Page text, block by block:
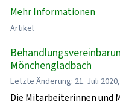
Mehr Informationen
Artikel
Mönchengladbach
Letzte Änderung: 21. Juli
Die Mitarbeiterinnen und